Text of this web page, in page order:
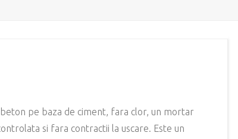
pe baza de ciment, fara clor, un mortar
si fara contractii la uscare. Este un